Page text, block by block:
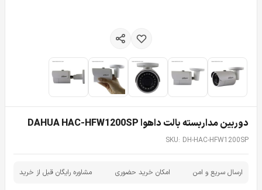
دوربین مداربسته بالت داهوا DAHUA HAC-HFW1200SP
SKU: DH-HAC-HFW1200SP
ارسال سریع و امن امکان خرید حضوری مشاوره رایگان قبل از خرید